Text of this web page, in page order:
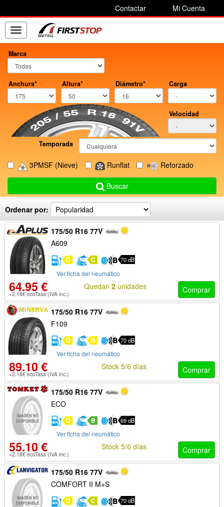
Contactar Mi Cuenta
Toggle
navigation
Marca
Anchura* Altura* Diámetro* Carga
Velocidad
Temporada
3PMSF (Nieve) Runflat Reforzado
Buscar
Ordenar por:
175/50 R16 77V
A609
D C 70 dB
Ver ficha del neumático
64.95 €
+2.18€ ecoTasa (IVA inc.) Comprar
Quedan 2unidades
175/50 R16 77V
F109
D D 70 dB
Ver ficha del neumático
89.10 €
+2.18€ ecoTasa (IVA inc.) Comprar
Stock 5/6 días
175/50 R16 77V
ECO
D B 69 dB
Ver ficha del neumático
55.10 €
+2.18€ ecoTasa (IVA inc.) Comprar
Stock 5/6 días
175/50 R16 77V
COMFORT II M+S
D C 70 dB